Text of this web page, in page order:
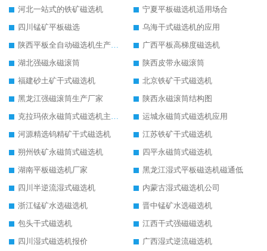
河北一站式的铁矿磁选机
宁夏平板磁选机适用场合
四川锰矿平板磁选
乌海干式磁选机的应用
广西平板高梯度磁选机
湖北强磁永磁滚筒
陕西皮带永磁滚筒
福建砂土矿干式磁选机
北京铁矿干式磁选机
黑龙江强磁滚筒生产厂家
陕西永磁滚筒结构图
运城永磁筒式磁选机应用
河源精选钨精矿干式磁选机
江苏铁矿干式磁选机
朔州铁矿永磁筒式磁选机
四平永磁筒式磁选机
湖南平板磁选机厂家
黑龙江湿式平板磁选机磁通低
四川半逆流湿式磁选机
内蒙古湿式磁选机公司
浙江锰矿水选磁选机
晋中锰矿水选磁选机
包头干式磁选机
江西干式强磁磁选机
四川湿式磁选机报价
广西湿式逆流磁选机